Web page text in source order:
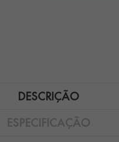
DESCRIÇÃO
ESPECIFICAÇÃO